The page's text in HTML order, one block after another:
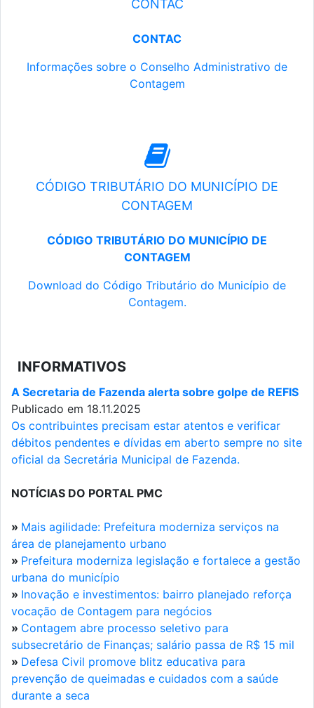
CONTAC
CONTAC
Informações sobre o Conselho Administrativo de
Contagem
CÓDIGO TRIBUTÁRIO DO MUNICÍPIO DE
CONTAGEM
CÓDIGO TRIBUTÁRIO DO MUNICÍPIO DE
CONTAGEM
Download do Código Tributário do Município de
Contagem.
INFORMATIVOS
A Secretaria de Fazenda alerta sobre golpe de REFIS
Publicado em 18.11.2025
Os contribuintes precisam estar atentos e verificar
débitos pendentes e dívidas em aberto sempre no site
oficial da Secretária Municipal de Fazenda.
NOTÍCIAS DO PORTAL PMC
» Mais agilidade: Prefeitura moderniza serviços na
área de planejamento urbano
» Prefeitura moderniza legislação e fortalece a gestão
urbana do município
» Inovação e investimentos: bairro planejado reforça
vocação de Contagem para negócios
» Contagem abre processo seletivo para
subsecretário de Finanças; salário passa de R$ 15 mil
» Defesa Civil promove blitz educativa para
prevenção de queimadas e cuidados com a saúde
durante a seca